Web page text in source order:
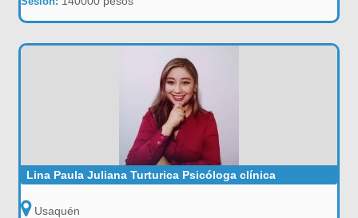
Lina Paula Juliana Turturica Psicóloga clínica
Usaquén